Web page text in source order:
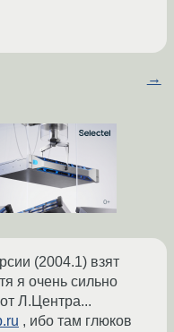
→
(2004.1) взят
я очень сильно
Л.Центра...
, ибо там глюков